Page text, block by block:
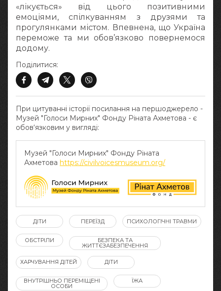
«лікується» від цього позитивними
емоціями, спілкуванням з друзями та
прогулянками містом. Впевнена, що Україна
переможе та ми обов’язково повернемося
додому.
При цитуванні історії посилання на першоджерело -
Музей "Голоси Мирних" Фонду Ріната Ахметова - є
обов‘язковим у вигляді:
Музей "Голоси Мирних" Фонду Ріната
Ахметова https://civilvoicesmuseum.org/
Поділитися:
ДІТИ ПЕРЕЇЗД ПСИХОЛОГІЧНІ ТРАВМИ
ОБСТРІЛИ БЕЗПЕКА ТА
ЖИТТЄЗАБЕЗПЕЧЕННЯ
ХАРЧУВАННЯ ДІТЕЙ ДІТИ
ВНУТРІШНЬО ПЕРЕМІЩЕНІ
ОСОБИ
ЇЖА